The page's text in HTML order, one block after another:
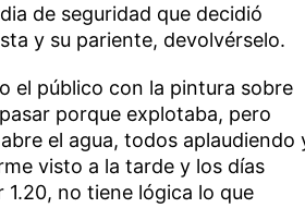
de seguridad que decidió
y su pariente, devolvérselo.
el público con la pintura sobre
porque explotaba, pero
el agua, todos aplaudiendo
visto a la tarde y los días
no tiene lógica lo que